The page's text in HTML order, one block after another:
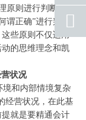
原则进行判断。
正确”进行判
些原则不仅适用
的思维理念和凯
状况
和内部情境复杂
经营状况，在此基
就是要精通会计
qq
返回